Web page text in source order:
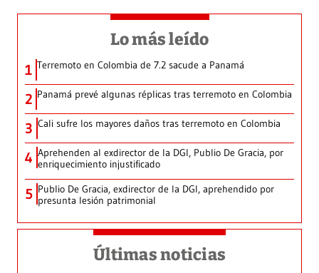
Lo más leído
1 Terremoto en Colombia de 7.2 sacude a Panamá
2 Panamá prevé algunas réplicas tras terremoto en Colombia
3 Cali sufre los mayores daños tras terremoto en Colombia
4 Aprehenden al exdirector de la DGI, Publio De Gracia, por
enriquecimiento injustificado
5 Publio De Gracia, exdirector de la DGI, aprehendido por
presunta lesión patrimonial
Últimas noticias